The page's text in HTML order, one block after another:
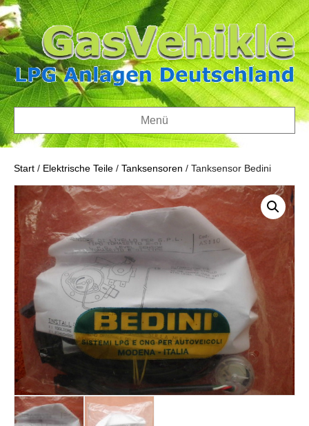
Menü
Start / Elektrische Teile / Tanksensoren / Tanksensor Bedini